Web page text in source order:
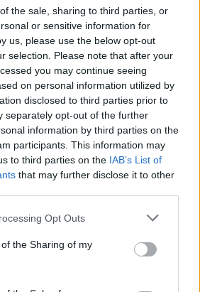
the sale, sharing to third parties, or
or sensitive information for
us, please use the below opt-out
selection. Please note that after your
you may continue seeing
on personal information utilized by
disclosed to third parties prior to
separately opt-out of the further
information by third parties on the
participants. This information may
to third parties on the IAB’s List of
that may further disclose it to other
app uses one or more Google
or usage behaviour. You may click to
to Google and its third-party tags to
specified purposes in below Google
Opt Outs
the Sharing of my
πλάκα στο αεροδρόμιο
- «Υπάρχουν βόμβες στο
περίπου 100
500 ευρώ έκαστος και δηλώνουν